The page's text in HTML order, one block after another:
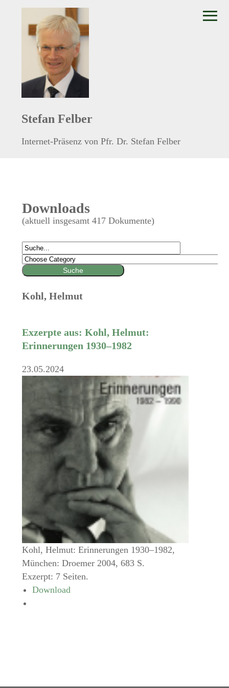
Stefan Felber
Internet-Präsenz von Pfr. Dr. Stefan Felber
Downloads
(aktuell insgesamt 417 Dokumente)
Kohl, Helmut
Exzerpte aus: Kohl, Helmut:
Erinnerungen 1930–1982
23.05.2024
Kohl, Helmut: Erinnerungen 1930–1982,
München: Droemer 2004, 683 S.
Exzerpt: 7 Seiten.
Download
≡